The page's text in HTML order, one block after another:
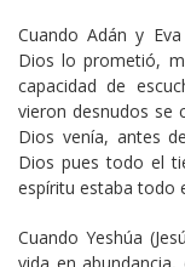
Cuando Adán y
Dios lo prometió,
capacidad de
vieron desnudos se
Dios venía, antes
Dios pues todo el
espíritu estaba todo
Cuando Yeshúa